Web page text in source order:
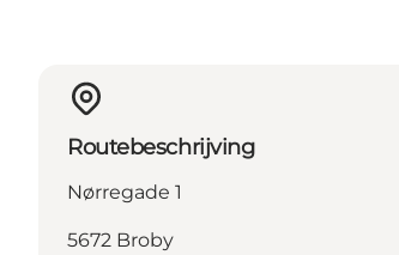
Routebeschrijving
Nørregade 1
5672 Broby